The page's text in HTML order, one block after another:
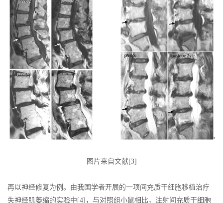
图片来自文献[3]
再以神经修复为例。由我国学者开展的一项间充质干细胞移植治疗
失神经肌萎缩的实验中[4]，与对照组小鼠相比，注射间充质干细胞